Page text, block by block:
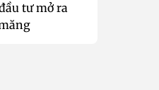
tư mở ra